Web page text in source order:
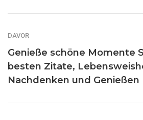
DAVOR
Genieße schöne Momente
besten Zitate,
Nachdenken und Genießen